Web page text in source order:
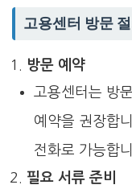
고용센터 방문
방문 예약
고용센터는 방
예약을 권장합
전화로 가능합
필요 서류 준비